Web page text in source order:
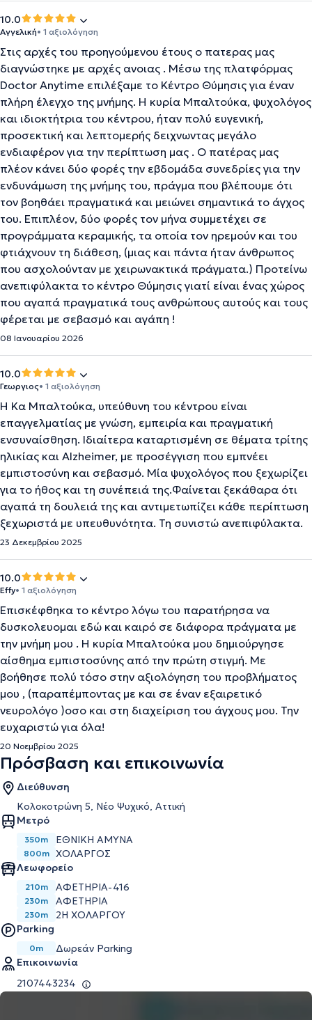
10.0
Αγγελική• 1 αξιολόγηση
Στις αρχές του προηγούμενου έτους ο πατερας μας
διαγνώστηκε με αρχές ανοιας . Μέσω της πλατφόρμας
Doctor Anytime επιλέξαμε το Κέντρο Θύμησις για έναν
πλήρη έλεγχο της μνήμης. Η κυρία Μπαλτούκα, ψυχολόγος
και ιδιοκτήτρια του κέντρου, ήταν πολύ ευγενική,
προσεκτική και λεπτομερής δειχνωντας μεγάλο
ενδιαφέρον για την περίπτωση μας . Ο πατέρας μας
πλέον κάνει δύο φορές την εβδομάδα συνεδρίες για την
ενδυνάμωση της μνήμης του, πράγμα που βλέπουμε ότι
τον βοηθάει πραγματικά και μειώνει σημαντικά το άγχος
του. Επιπλέον, δύο φορές τον μήνα συμμετέχει σε
προγράμματα κεραμικής, τα οποία τον ηρεμούν και του
φτιάχνουν τη διάθεση, (μιας και πάντα ήταν άνθρωπος
που ασχολούνταν με χειρωνακτικά πράγματα.) Προτείνω
ανεπιφύλακτα το κέντρο Θύμησις γιατί είναι ένας χώρος
που αγαπά πραγματικά τους ανθρώπους αυτούς και τους
φέρεται με σεβασμό και αγάπη !
08 Ιανουαρίου 2026
10.0
Γεωργιος• 1 αξιολόγηση
Η Κα Μπαλτούκα, υπεύθυνη του κέντρου είναι
επαγγελματίας με γνώση, εμπειρία και πραγματική
ενσυναίσθηση. Ιδιαίτερα καταρτισμένη σε θέματα τρίτης
ηλικίας και Alzheimer, με προσέγγιση που εμπνέει
εμπιστοσύνη και σεβασμό. Μία ψυχολόγος που ξεχωρίζει
για το ήθος και τη συνέπειά της.Φαίνεται ξεκάθαρα ότι
αγαπά τη δουλειά της και αντιμετωπίζει κάθε περίπτωση
ξεχωριστά με υπευθυνότητα. Τη συνιστώ ανεπιφύλακτα.
23 Δεκεμβρίου 2025
10.0
Effy• 1 αξιολόγηση
Επισκέφθηκα το κέντρο λόγω του παρατήρησα να
δυσκολευομαι εδώ και καιρό σε διάφορα πράγματα με
την μνήμη μου . Η κυρία Μπαλτούκα μου δημιούργησε
αίσθημα εμπιστοσύνης από την πρώτη στιγμή. Με
βοήθησε πολύ τόσο στην αξιολόγηση του προβλήματος
μου , (παραπέμποντας με και σε έναν εξαιρετικό
νευρολόγο )οσο και στη διαχείριση του άγχους μου. Την
ευχαριστώ για όλα!
20 Νοεμβρίου 2025
Πρόσβαση και επικοινωνία
Διεύθυνση
Κολοκοτρώνη 5, Νέο Ψυχικό, Αττική
Μετρό
350m ΕΘΝΙΚΉ ΆΜΥΝΑ
800m
ΧΟΛΑΡΓΌΣ
Λεωφορείο
210m ΑΦΕΤΗΡΙΑ-416
230m ΑΦΕΤΗΡΙΑ
230m
2Η ΧΟΛΑΡΓΟΥ
Parking
0m
Δωρεάν Parking
Επικοινωνία
2107443234